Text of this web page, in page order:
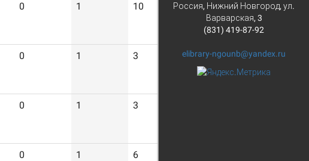
0 1 10
0 1 3
0 1 3
0 1 6
Россия, Нижний Новгород, ул.
Варварская, 3
(831) 419-87-92
elibrary-ngounb@yandex.ru